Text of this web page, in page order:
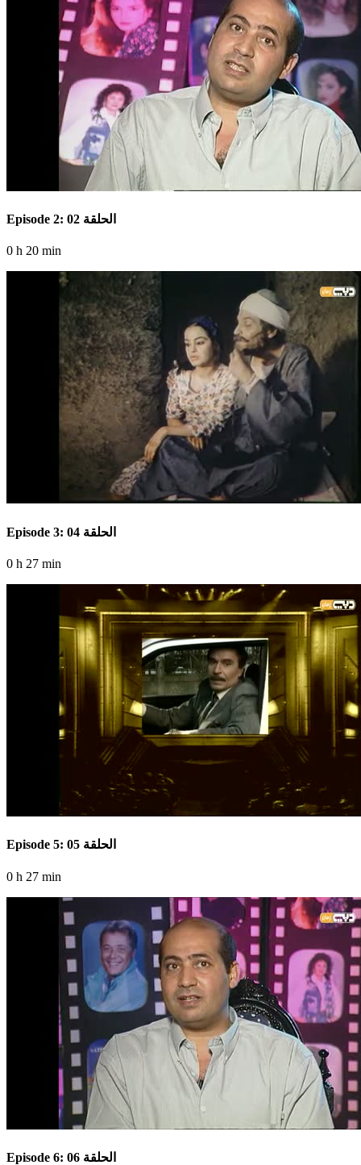
Episode 2: الحلقة 02
0 h 20 min
Episode 3: الحلقة 04
0 h 27 min
Episode 5: الحلقة 05
0 h 27 min
Episode 6: الحلقة 06